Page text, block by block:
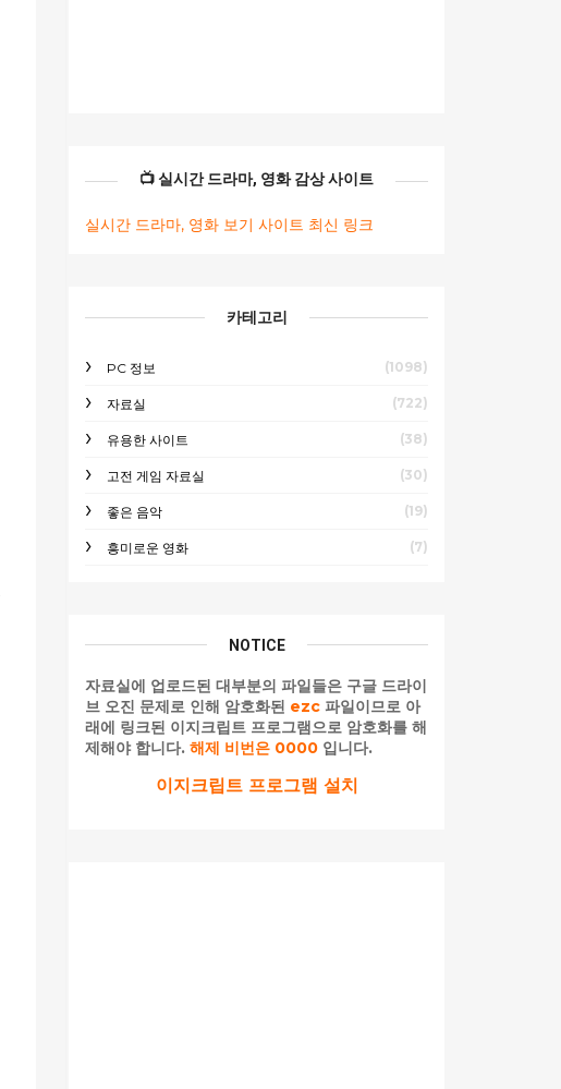
📺 실시간 드라마, 영화 감상 사이트
실시간 드라마, 영화 보기 사이트 최신 링크
카테고리
PC 정보 (1098)
자료실 (722)
유용한 사이트 (38)
고전 게임 자료실 (30)
좋은 음악 (19)
흥미로운 영화 (7)
NOTICE
자료실에 업로드된 대부분의 파일들은 구글 드라이
브 오진 문제로 인해 암호화된 ezc 파일이므로 아
래에 링크된 이지크립트 프로그램으로 암호화를 해
제해야 합니다. 해제 비번은 0000 입니다.
이지크립트 프로그램 설치